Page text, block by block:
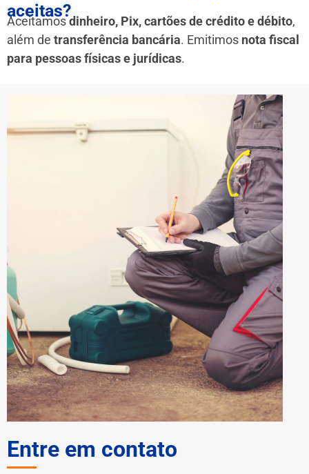
aceitas?
Aceitamosdinheiro, Pix, cartões de crédito e débito,
além de transferência bancária. Emitimos nota fiscal
para pessoas físicas e jurídicas.
Entre em contato